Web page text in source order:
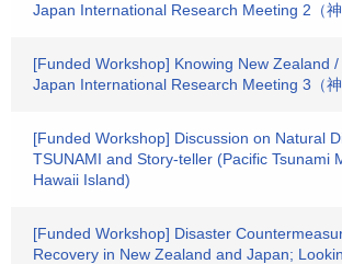
Japan International Research Meeting 2（神
[Funded Workshop] Knowing New Zealand
Japan International Research Meeting 3（神
[Funded Workshop] Discussion on Natural
TSUNAMI and Story-teller (Pacific Tsunami
Hawaii Island)
[Funded Workshop] Disaster
Recovery in New Zealand and Japan;